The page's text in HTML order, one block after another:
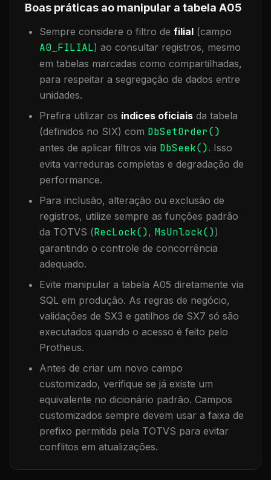
Boas práticas ao manipular a tabela A05
Sempre considere o filtro de filial (campo
A0_FILIAL) ao consultar registros, mesmo
em tabelas marcadas como compartilhadas,
para respeitar a segregação de dados entre
unidades.
Prefira utilizar os índices oficiais da tabela
(definidos no SIX) com DbSetOrder()
antes de aplicar filtros via DbSeek(). Isso
evita varreduras completas e degradação de
performance.
Para inclusão, alteração ou exclusão de
registros, utilize sempre as funções padrão
da TOTVS (RecLock(), MsUnlock())
garantindo o controle de concorrência
adequado.
Evite manipular a tabela A05 diretamente via
SQL em produção. As regras de negócio,
validações de SX3 e gatilhos de SX7 só são
executados quando o acesso é feito pelo
Protheus.
Antes de criar um novo campo
customizado, verifique se já existe um
equivalente no dicionário padrão. Campos
customizados sempre devem usar a faixa de
prefixo permitida pela TOTVS para evitar
conflitos em atualizações.